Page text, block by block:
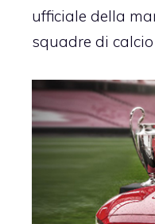
ufficiale della
squadre di